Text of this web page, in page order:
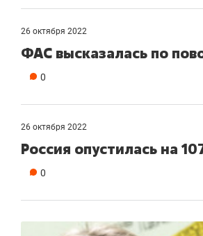
26 октября 2022
ФАС высказалась по
0
26 октября 2022
Россия опустилась на
0